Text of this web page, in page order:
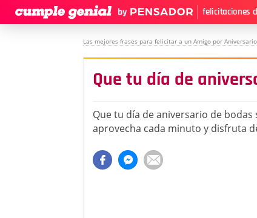
felicitaciones
Las mejores frases para felicitar a un Amigo por
Que tu día de
Que tu día de aniversario de bodas
aprovecha cada minuto y disfruta